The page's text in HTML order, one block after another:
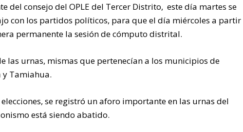
del consejo del OPLE del Tercer Distrito, este día martes se
con los partidos políticos, para que el día miércoles a partir
permanente la sesión de cómputo distrital.
las urnas, mismas que pertenecían a los municipios de
y Tamiahua.
se registró un aforo importante en las urnas del
está siendo abatido.